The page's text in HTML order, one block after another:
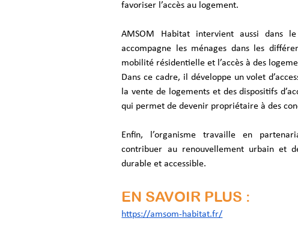
favoriser l’accès au logement.
AMSOM Habitat intervient aussi dans
accompagne les ménages dans les
mobilité résidentielle et l’accès à des
Dans ce cadre, il développe un volet
la vente de logements et des dispositifs
qui permet de devenir propriétaire à des
Enfin, l’organisme travaille en
contribuer au renouvellement urbain et
durable et accessible.
EN SAVOIR PLUS :
https://amsom-habitat.fr/